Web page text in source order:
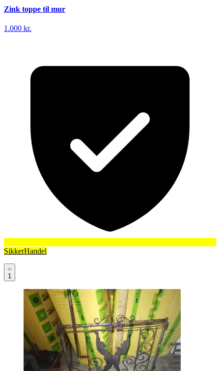
Zink toppe til mur
1.000 kr.
SikkerHandel
1